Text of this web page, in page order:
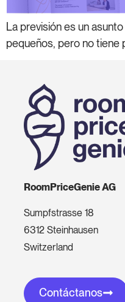
La previsión es un
pequeños, pero no tiene
RoomPriceGenie AG
Sumpfstrasse 18
6312 Steinhausen
Switzerland
Contáctanos